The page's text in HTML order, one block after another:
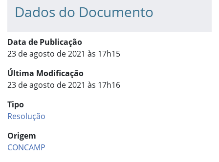
Dados do Documento
Data de Publicação
23 de agosto de 2021 às 17h15
Última Modificação
23 de agosto de 2021 às 17h16
Tipo
Resolução
Origem
CONCAMP